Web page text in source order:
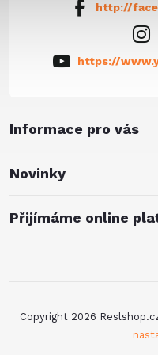
Informace pro vás
Novinky
http://
https://
Přijímáme online
Copyright 2026